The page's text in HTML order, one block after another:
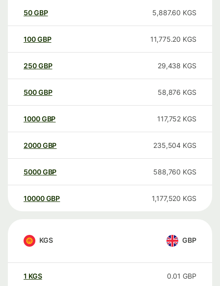
50GBP 5,887.60 KGS
100GBP 11,775.20 KGS
250GBP 29,438 KGS
500GBP 58,876 KGS
1000GBP 117,752 KGS
2000GBP 235,504 KGS
5000GBP 588,760 KGS
10000 GBP 1,177,520 KGS
KGS GBP
1 KGS 0.01 GBP